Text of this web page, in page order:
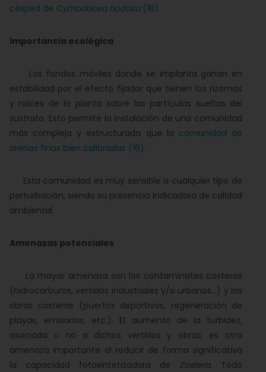
césped de Cymodocea nodosa(18).
Importancia ecológica
Los fondos móviles donde se implanta ganan en
estabilidad por el efecto fijador que tienen los rizomas
y raíces de la planta sobre las partículas sueltas del
sustrato. Esto permite la instalación de una comunidad
más compleja y estructurada que la comunidad de
arenas finas bien calibradas (16).
Esta comunidad es muy sensible a cualquier tipo de
perturbación, siendo su presencia indicadora de calidad
ambiental.
Amenazas potenciales
La mayor amenaza son los contaminates costeros
(hidrocarburos, vertidos industriales y/o urbanos...) y las
obras costeras (puertos deportivos, regeneración de
playas, emisarios, etc.). El aumento de la turbidez,
asociada o no a dichos vertidos y obras, es otra
amenaza importante al reducir de forma significativa
la capacidad fotosintetizadora de Zostera. Todo